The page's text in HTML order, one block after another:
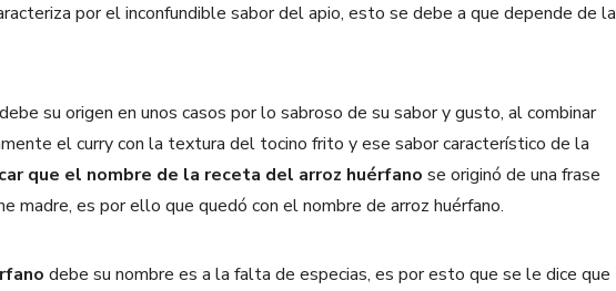
por el inconfundible sabor del apio, esto se debe a que depende de la
debe su origen en unos casos por lo sabroso de su sabor y gusto, al combinar
el curry con la textura del tocino frito y ese sabor característico de la
que el nombre de la receta del arroz huérfano se originó de una frase
madre, es por ello que quedó con el nombre de arroz huérfano.
debe su nombre es a la falta de especias, es por esto que se le dice que